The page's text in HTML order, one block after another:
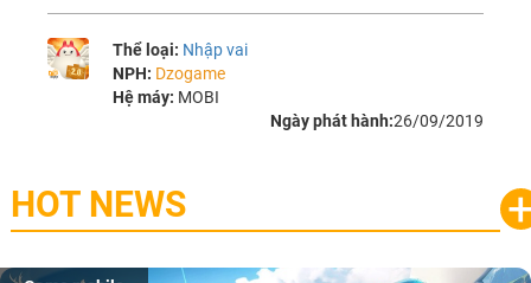
Thể loại: Nhập vai
NPH: Dzogame
Hệ máy: MOBI
Ngày phát hành:26/09/2019
HOT NEWS